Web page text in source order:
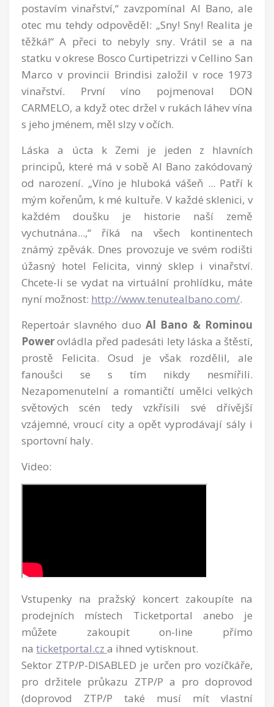
postavím vinařství,“ zavzpomínal Al Bano, ale
otec mu tehdy odpověděl: „Sny! Sny! Realita je
těžká!“ A přeci to nebyly sny. Vrátil se a na
statku v okrese Bosco Curtipetrizzi v Cellino San
Marco v provincii Brindisi založil v roce 1973
vinařství. První víno pojmenoval DON
CARMELO, a když otec držel v rukách láhev vína
s jeho jménem, měl slzy v očích.
Láska a úcta k Zemi je jeden z hlavních
principů, které má v sobě Al Bano zakódovaný
od narození. „Víno je hluboká vášeň ... Patří k
mým kořenům, k mé kultuře. V každé sklenici, v
každém doušku je historie naší země
vychutnána...,“ říká na všech kontinentech
známý zpěvák. Dnes provozuje ve svém rodišti
úžasný hotel Felicita, vinný sklep i vinařství.
Chcete-li se vydat na virtuální prohlídku, máte
nyní možnost: http://www.tenutealbano.com/.
Repertoár slavného duo Al Bano & Rominou
Powerovládla před padesáti lety láska a štěstí,
prostě Felicita. Osud je však rozdělil, ale
fanoušci se s tím nikdy nesmířili.
Nezapomenutelní a romantičtí umělci velkých
světových scén tedy vzkřísili své dřívější
vzájemné, vroucí city a opět vyprodávají sály i
sportovní haly.
Video:
Vstupenky na pražský koncert zakoupíte na
prodejních místech Ticketportal anebo je
můžete zakoupit on-line přímo
na ticketportal.cz a ihned vytisknout.
Sektor ZTP/P-DISABLED je určen pro vozíčkáře,
pro držitele průkazu ZTP/P a pro doprovod
(doprovod ZTP/P také musí mít vlastní